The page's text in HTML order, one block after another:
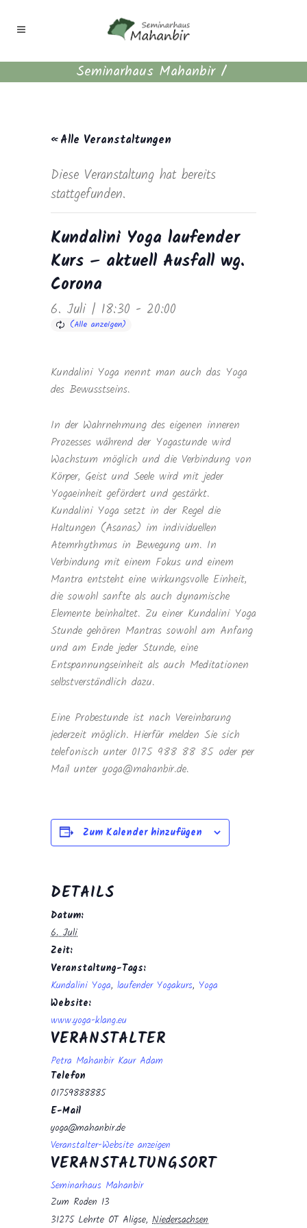
Seminarhaus Mahanbir/
« Alle Veranstaltungen
Diese Veranstaltung hat bereits
stattgefunden.
Kundalini Yoga laufender
Kurs – aktuell Ausfall wg.
Corona
6. Juli | 18:30 - 20:00
Kundalini Yoga nennt man auch das Yoga
des Bewusstseins.
In der Wahrnehmung des eigenen inneren
Prozesses während der Yogastunde wird
Wachstum möglich und die Verbindung von
Körper, Geist und Seele wird mit jeder
Yogaeinheit gefördert und gestärkt.
Kundalini Yoga setzt in der Regel die
Haltungen (Asanas) im individuellen
Atemrhythmus in Bewegung um. In
Verbindung mit einem Fokus und einem
Mantra entsteht eine wirkungsvolle Einheit,
die sowohl sanfte als auch dynamische
Elemente beinhaltet. Zu einer Kundalini Yoga
Stunde gehören Mantras sowohl am Anfang
und am Ende jeder Stunde, eine
Entspannungseinheit als auch Meditationen
selbstverständlich dazu.
Eine Probestunde ist nach Vereinbarung
jederzeit möglich. Hierfür melden Sie sich
telefonisch unter 0175 988 88 85 oder per
Mail unter yoga@mahanbir.de.
Zum Kalender hinzufügen
DETAILS
Datum:
6. Juli
Zeit:
Veranstaltung-Tags:
Kundalini Yoga, laufender Yogakurs, Yoga
Website:
www.yoga-klang.eu
VERANSTALTUNGSORT
Seminarhaus Mahanbir
Zum Roden 13
31275 Lehrte OT Aligse, Niedersachsen
VERANSTALTER
Petra Mahanbir Kaur Adam
Telefon
01759888885
E-Mail
yoga@mahanbir.de
Veranstalter-Website anzeigen